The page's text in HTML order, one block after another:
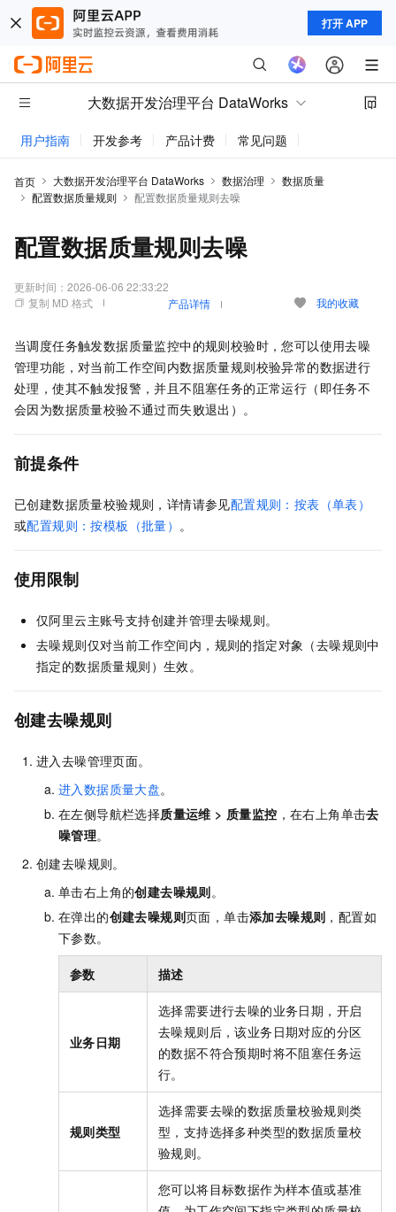
打开 APP
大数据开发治理平台 DataWorks
用户指南 开发参考 产品计费 常见问题
首页 大数据开发治理平台 DataWorks 数据治理
数据质量
配置数据质量规则
配置数据质量规则去噪
配置数据质量规则去噪
更新时间： 2026-06-06 22:33:22
复制 MD 格式
产品详情 我的收藏
当调度任务触发数据质量监控中的规则校验时，您可以使用去噪
管理功能，对当前工作空间内数据质量规则校验异常的数据进行
处理，使其不触发报警，并且不阻塞任务的正常运行（即任务不
会因为数据质量校验不通过而失败退出）。
前提条件
已创建数据质量校验规则，详情请参见配置规则：按表（单表）
或配置规则：按模板（批量） 。
使用限制
仅阿里云主账号支持创建并管理去噪规则。
去噪规则仅对当前工作空间内，规则的指定对象（去噪规则中
指定的数据质量规则）生效。
创建去噪规则
进入去噪管理页面。
进入数据质量大盘。
在左侧导航栏选择质量运维 > 质量监控 ，在右上角单击去
噪管理。
创建去噪规则。
单击右上角的创建去噪规则。
在弹出的创建去噪规则页面，单击添加去噪规则 ，配置如
下参数。
参数 描述
业务日期
选择需要进行去噪的业务日期，开启
去噪规则后，该业务日期对应的分区
的数据不符合预期时将不阻塞任务运
行。
规则类型
选择需要去噪的数据质量校验规则类
型，支持选择多种类型的数据质量校
验规则。
您可以将目标数据作为样本值或基准